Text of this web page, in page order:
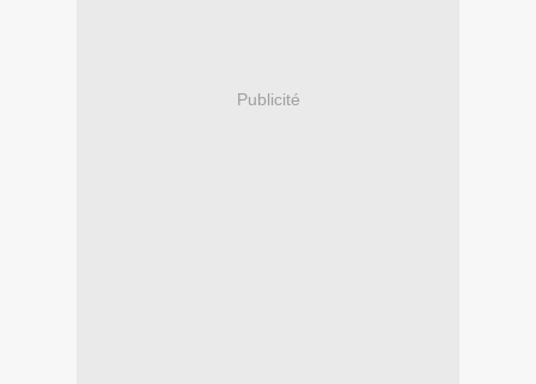
Publicité